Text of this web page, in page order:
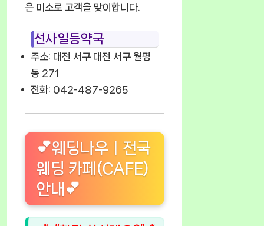
은 미소로 고객을 맞이합니다.
선사일등약국
주소: 대전 서구 대전 서구 월평
동 271
전화: 042-487-9265
💕웨딩나우ㅣ전국
웨딩 카페(CAFE)
안내💕